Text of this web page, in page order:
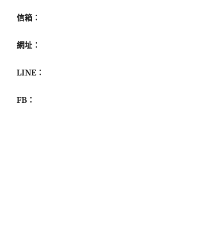
信箱：
網址：
LINE：
FB：